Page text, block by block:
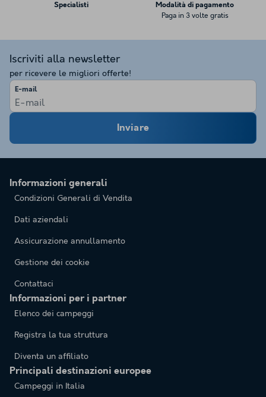
Specialisti Modalità di pagamento
Paga in 3 volte gratis
Iscriviti alla newsletter
per ricevere le migliori offerte!
E-mail
Inviare
Informazioni generali
Condizioni Generali di Vendita
Dati aziendali
Assicurazione annullamento
Gestione dei cookie
Contattaci
Informazioni per i partner
Elenco dei campeggi
Registra la tua struttura
Diventa un affiliato
Principali destinazioni europee
Campeggi in Italia